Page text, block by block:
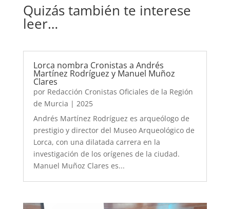
Quizás también te interese
leer…
Lorca nombra Cronistas a Andrés
Martínez Rodríguez y Manuel Muñoz
Clares
por Redacción Cronistas Oficiales de la Región
de Murcia | 2025
Andrés Martínez Rodríguez es arqueólogo de
prestigio y director del Museo Arqueológico de
Lorca, con una dilatada carrera en la
investigación de los orígenes de la ciudad.
Manuel Muñoz Clares es...